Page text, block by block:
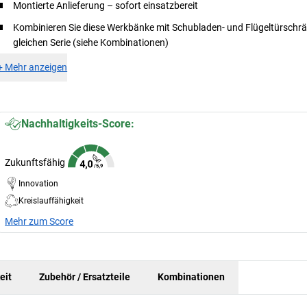
Montierte Anlieferung – sofort einsatzbereit
Kombinieren Sie diese Werkbänke mit Schubladen- und
gleichen Serie (siehe Kombinationen)
Mehr anzeigen
Nachhaltigkeits-Score:
Zukunftsfähig
Innovation
Kreislauffähigkeit
Mehr zum Score
Zubehör / Ersatzteile Kombinationen